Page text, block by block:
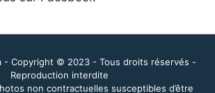
- Copyright © 2023 - Tous droits réservés -
Reproduction interdite
non contractuelles susceptibles d’être